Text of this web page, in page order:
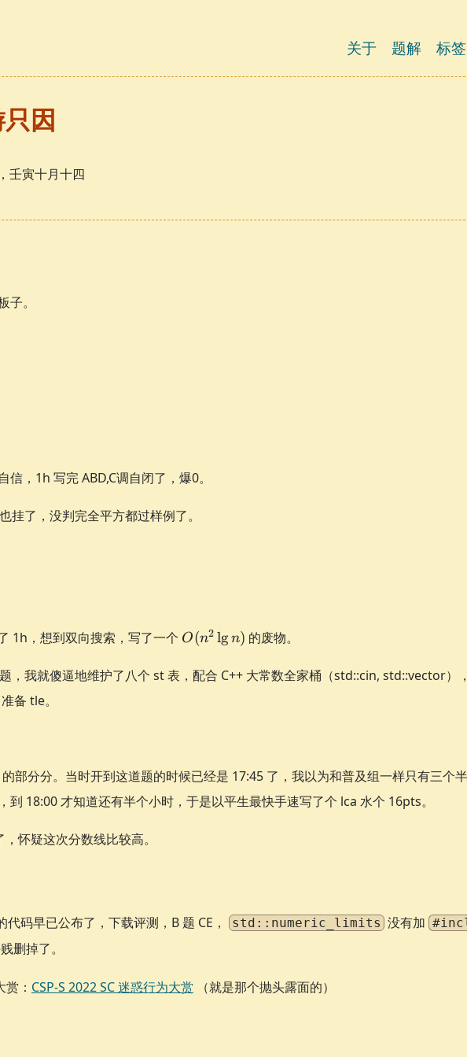
关于 题解 标签
因
壬寅十月十四
。
信，1h 写完 ABD,C调自闭了，爆0。
挂了，没判完全平方都过样例了。
1h，想到双向搜索，写了一个 O(n^2\lg
O(n2 lgn) 的废物。
，我就傻逼地维护了八个 st 表，配合 C++ 大常数全家桶（std::cin, std::vector）
备 tle。
的部分分。当时开到这道题的时候已经是 17:45 了，我以为和普及组一样只有三个
到 18:00 才知道还有半个小时，于是以平生最快手速写了个 lca 水个 16pts。
怀疑这次分数线比较高。
代码早已公布了，下载评测，B 题 CE， std::numeric_limits 没有加
删掉了。
： CSP-S 2022 SC 迷惑行为大赏 （就是那个抛头露面的）